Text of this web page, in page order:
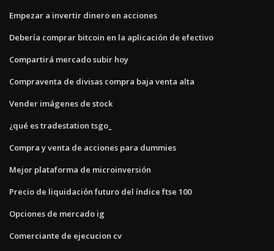
Empezar a invertir dinero en acciones
Debería comprar bitcoin en la aplicación de efectivo
Compartirá mercado subir hoy
Compraventa de divisas compra baja venta alta
Vender imágenes de stock
¿qué es tradestation tsgo_
Compra y venta de acciones para dummies
Mejor plataforma de microinversión
Precio de liquidación futuro del índice ftse 100
Opciones de mercado ig
Comerciante de ejecucion cv